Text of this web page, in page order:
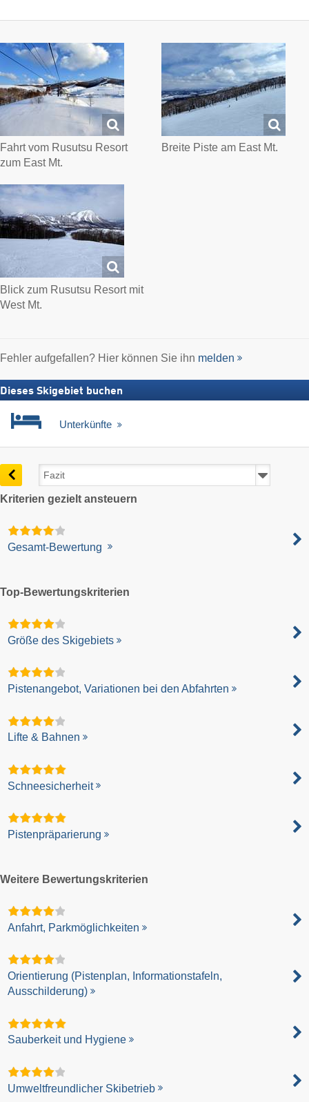
Fahrt vom Rusutsu Resort
zum East Mt.
Breite Piste am East Mt.
Blick zum Rusutsu Resort mit
West Mt.
Fehler aufgefallen? Hier können Sie ihn melden
Dieses Skigebiet buchen
Unterkünfte
Kriterien gezielt ansteuern
Gesamt-Bewertung
Top-Bewertungskriterien
Größe des Skigebiets
Pistenangebot, Variationen bei den Abfahrten
Lifte & Bahnen
Schneesicherheit
Pistenpräparierung
Weitere Bewertungskriterien
Anfahrt, Parkmöglichkeiten
Orientierung (Pistenplan, Informationstafeln,
Ausschilderung)
Sauberkeit und Hygiene
Umweltfreundlicher Skibetrieb